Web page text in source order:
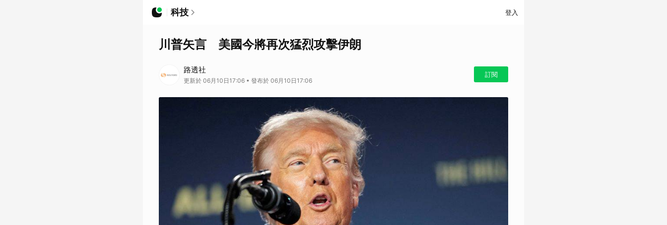
科技 登入
川普矢言 美國今將再次猛烈攻擊伊朗
路透社
更新於 06月10日17:06 • 發布於 06月10日17:06
訂閱